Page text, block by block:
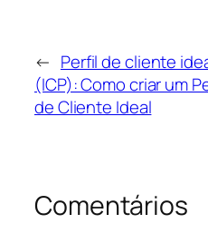
← Perfil de cliente
(ICP): Como criar um
de Cliente Ideal
Comentários